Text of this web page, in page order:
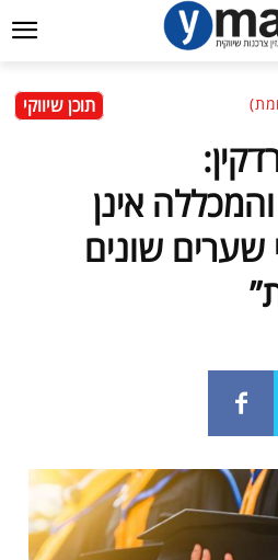
תוכן שיווקי
אינן
שערים שונים